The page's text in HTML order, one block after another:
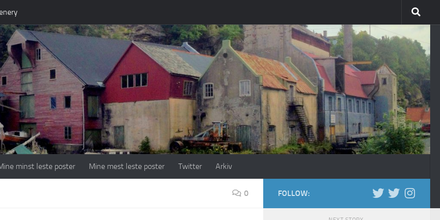
minst leste poster Mine mest leste poster Twitter Arkiv
0 FOLLOW: